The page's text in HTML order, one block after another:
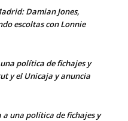
Damian Jones,
escoltas con Lonnie
política de fichajes y
y el Unicaja y anuncia
a una política de fichajes y